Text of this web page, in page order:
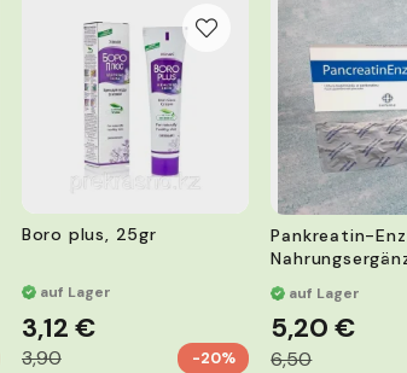
Boro plus, 25gr
auf Lager
3,12 €
3,90 -20%
Pankreatin-
el
auf Lager
5,20 €
6,50